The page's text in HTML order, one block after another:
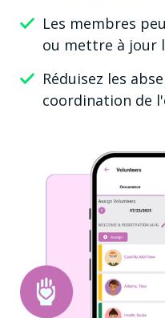
Les membres
ou mettre à jour
Réduisez les
coordination de